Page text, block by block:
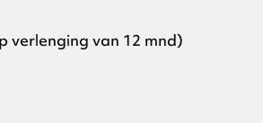
verlenging van 12 mnd)